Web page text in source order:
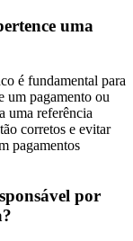
uma
é fundamental para
um pagamento ou
uma referência
corretos e evitar
pagamentos
por